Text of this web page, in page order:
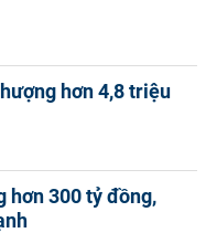
hơn 4,8 triệu
hơn 300 tỷ đồng,